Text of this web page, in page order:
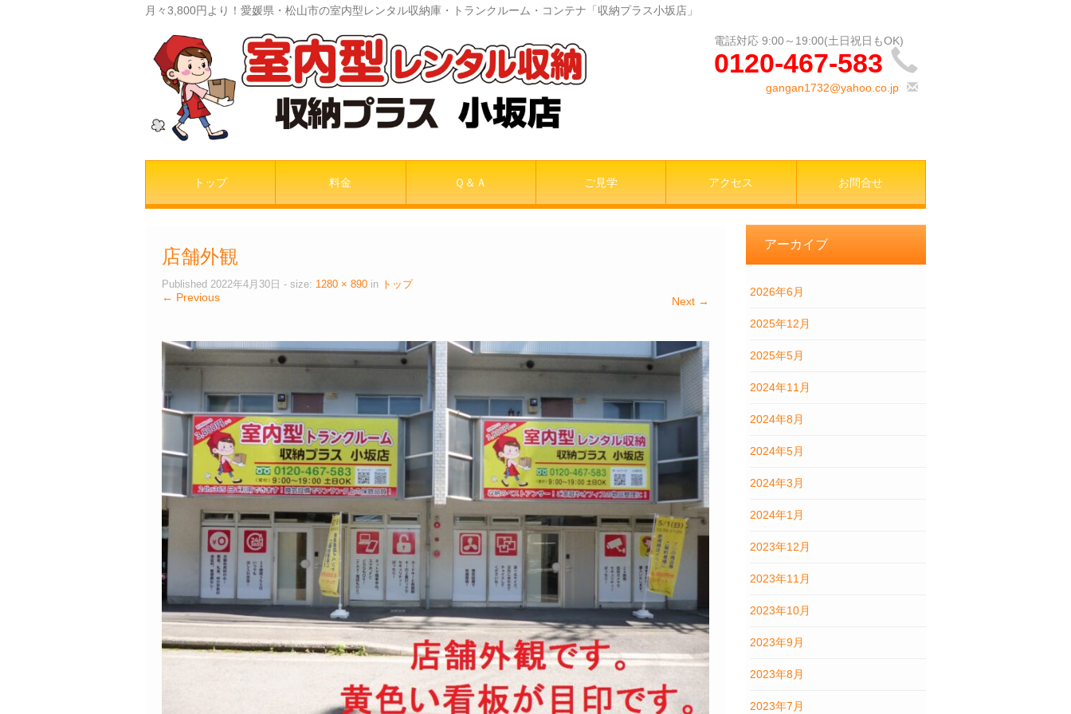
月々3,800円より！愛媛県・松山市の室内型レンタル収納庫・トランクルーム・コンテナ「収納プラス小坂店」
0120-467-583
gangan1732@yahoo.co.jp
トップ 料金 Ｑ＆Ａ ご見学 アクセス お問合せ
店舗外観
Published 2022年4月30日 - size: 1280 × 890 in トップ
← Previous Next →
アーカイブ
2026年6月
2025年12月
2025年5月
2024年11月
2024年8月
2024年5月
2024年3月
2024年1月
2023年12月
2023年11月
2023年10月
2023年9月
2023年8月
2023年7月